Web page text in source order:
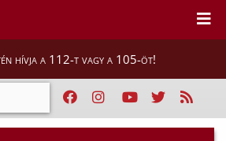
hívja a 112-t vagy a 105-öt!